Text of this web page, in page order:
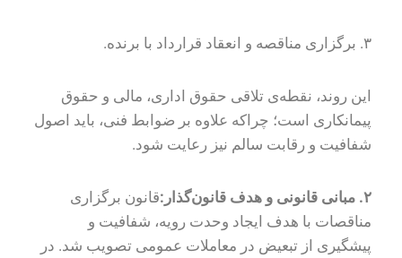
۳. برگزاری مناقصه و انعقاد قرارداد با برنده.
این روند، نقطه‌ی تلاقی حقوق اداری، مالی و حقوق
پیمانکاری است؛ چراکه علاوه بر ضوابط فنی، باید اصول
شفافیت و رقابت سالم نیز رعایت شود.
۲. مبانی قانونی و هدف قانون‌گذار:قانون برگزاری
مناقصات با هدف ایجاد وحدت رویه، شفافیت و
پیشگیری از تبعیض در معاملات عمومی تصویب شد. در